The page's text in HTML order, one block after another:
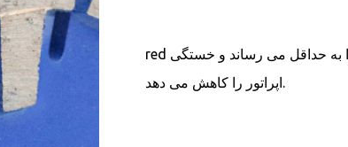
red طراحی متعادل لرزش را به حداقل می رساند و خستگی
اپراتور را کاهش می دهد.